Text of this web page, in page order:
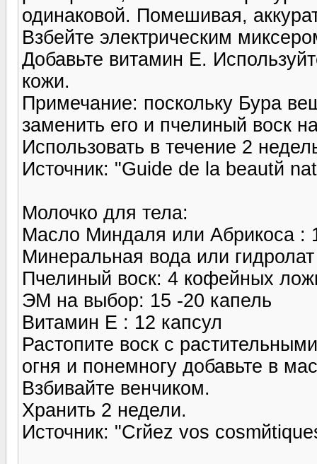
одинаковой. Помешивая,
Взбейте электрическим
Добавьте витамин E.
кожи.
Примечание: поскольку Бура
заменить его и пчелиный воск
Использовать в течение 2
Источник: "Guide de la beautй
Молочко для тела:
Масло Миндаля или Абрикоса :
Минеральная вода или
Пчелиный воск: 4 кофейных
ЭМ на выбор: 15 -20 капель
Витамин E : 12 капсул
Растопите воск с
огня и понемногу добавьте в
Взбивайте венчиком.
Хранить 2 недели.
Источник: "Crйez vos